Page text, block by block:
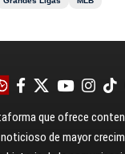
que ofrece
de mayor